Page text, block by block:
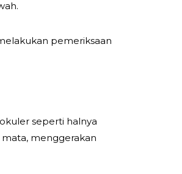
pemeriksaan
seperti halnya
menggerakan